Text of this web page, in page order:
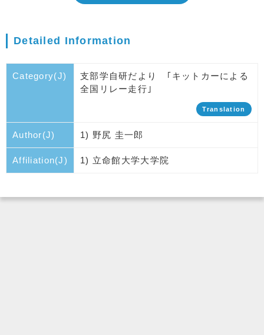
Detailed Information
Category(J)
支部学自研だより ｢キットカーによる
全国リレー走行｣
Translation
Author(J) 1) 野尻 圭一郎
Affiliation(J) 1) 立命館大学大学院